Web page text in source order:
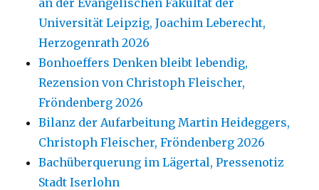
Universität Leipzig, Joachim Leberecht,
Herzogenrath 2026
Bonhoeffers Denken bleibt lebendig,
Rezension von Christoph Fleischer,
Fröndenberg 2026
Bilanz der Aufarbeitung Martin Heideggers,
Christoph Fleischer, Fröndenberg 2026
Bachüberquerung im Lägertal, Pressenotiz
Stadt Iserlohn